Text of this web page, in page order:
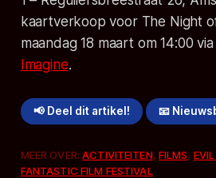
kaartverkoop voor The Night
maandag 18 maart om 14:00
Imagine.
📢 Deel dit artikel! 📧
MEER OVER:ACTIVITEITEN, FILMS,
FANTASTIC FILM FESTIVAL